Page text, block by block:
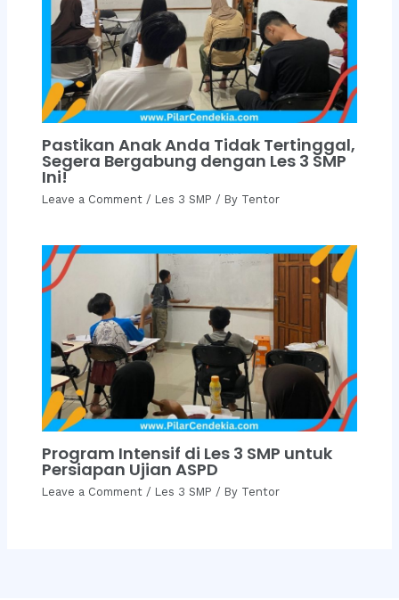
Pastikan Anak Anda Tidak Tertinggal,
Segera Bergabung dengan Les 3 SMP
Ini!
Leave a Comment / Les 3 SMP / By Tentor
Program Intensif di Les 3 SMP untuk
Persiapan Ujian ASPD
Leave a Comment / Les 3 SMP / By Tentor